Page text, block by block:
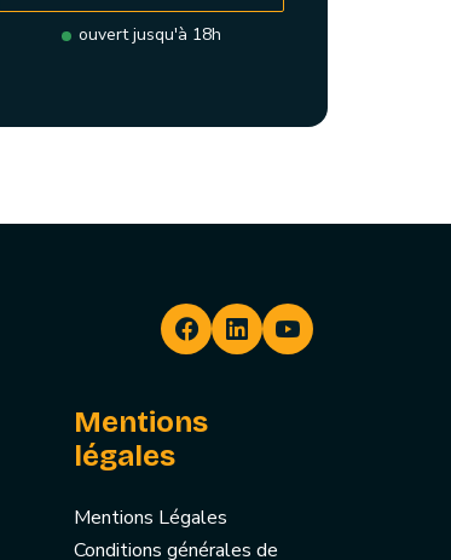
ouvert jusqu'à 18h
Mentions
légales
Mentions Légales
Conditions générales de